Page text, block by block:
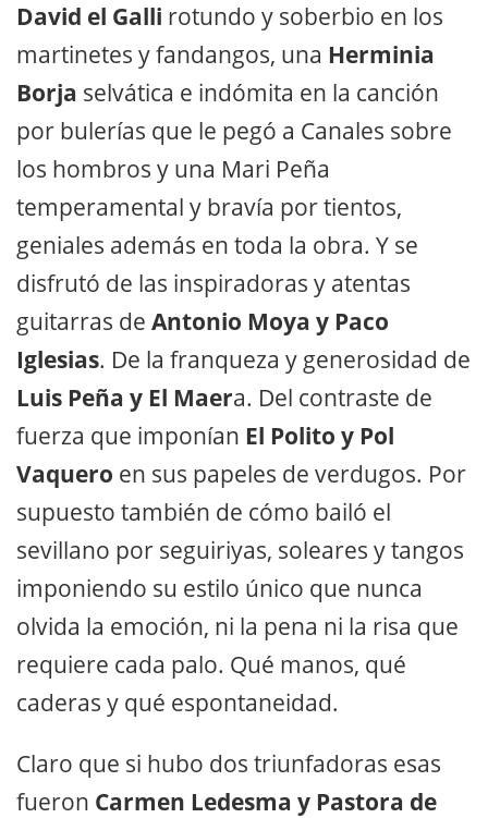
David el Galli rotundo y soberbio en los
martinetes y fandangos, una Herminia
Borja selvática e indómita en la canción
por bulerías que le pegó a Canales sobre
los hombros y una Mari Peña
temperamental y bravía por tientos,
geniales además en toda la obra. Y se
disfrutó de las inspiradoras y atentas
guitarras de Antonio Moya y Paco
Iglesias. De la franqueza y generosidad de
Luis Peña y El Maera. Del contraste de
fuerza que imponían El Polito y Pol
Vaquero en sus papeles de verdugos. Por
supuesto también de cómo bailó el
sevillano por seguiriyas, soleares y tangos
imponiendo su estilo único que nunca
olvida la emoción, ni la pena ni la risa que
requiere cada palo. Qué manos, qué
caderas y qué espontaneidad.
Claro que si hubo dos triunfadoras esas
fueron Carmen Ledesma y Pastora de